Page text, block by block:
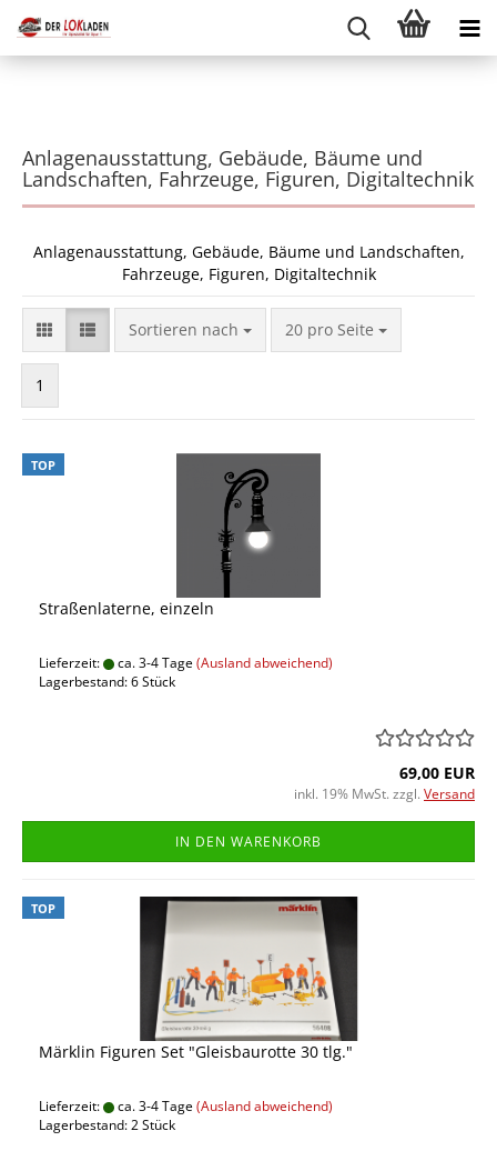
Anlagenausstattung, Gebäude, Bäume und
Landschaften, Fahrzeuge, Figuren, Digitaltechnik
Anlagenausstattung, Gebäude, Bäume und Landschaften,
Fahrzeuge, Figuren, Digitaltechnik
Sortieren nach
Sortieren nach 20 pro Seite
pro Seite
1
TOP
Straßenlaterne, einzeln
Lieferzeit: ca. 3-4 Tage(Ausland abweichend)
Lagerbestand: 6 Stück
69,00 EUR
inkl. 19% MwSt. zzgl. Versand
IN DEN WARENKORB
TOP
Märklin Figuren Set "Gleisbaurotte 30 tlg."
Lieferzeit: ca. 3-4 Tage(Ausland abweichend)
Lagerbestand: 2 Stück